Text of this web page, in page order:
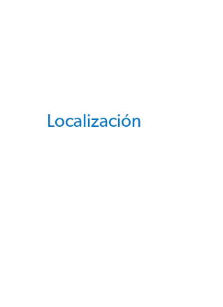
Localización